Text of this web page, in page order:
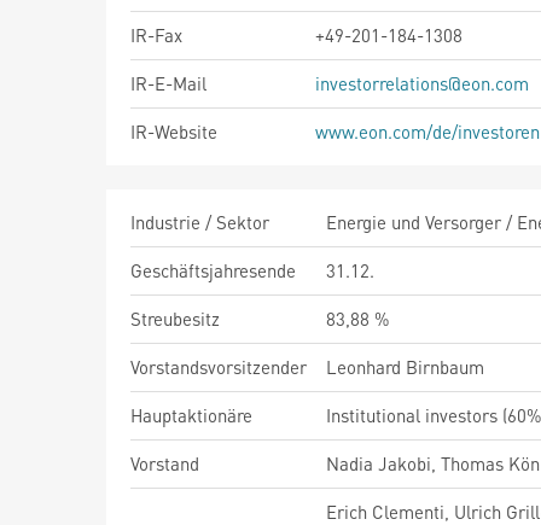
IR-Fax
+49-201-184-1308
IR-E-Mail
investorrelations@eon.com
IR-Website
www.eon.com/de/
Industrie / Sektor
Energie und Versorger /
Geschäftsjahresende
31.12.
Streubesitz
83,88 %
Vorstandsvorsitzender
Leonhard Birnbaum
Hauptaktionäre
Institutional investors
Vorstand
Nadia Jakobi, Thomas
Erich Clementi, Ulrich